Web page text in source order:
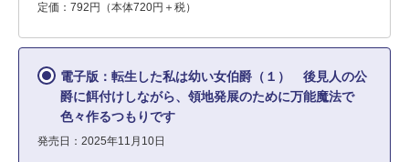
定価：792円（本体720円＋税）
電子版：転生した私は幼い女伯爵（１） 後見人の公
爵に餌付けしながら、領地発展のために万能魔法で
色々作るつもりです
発売日：2025年11月10日